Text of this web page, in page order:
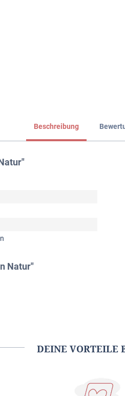
Beschreibung
Natur"
DEINE VORTEILE